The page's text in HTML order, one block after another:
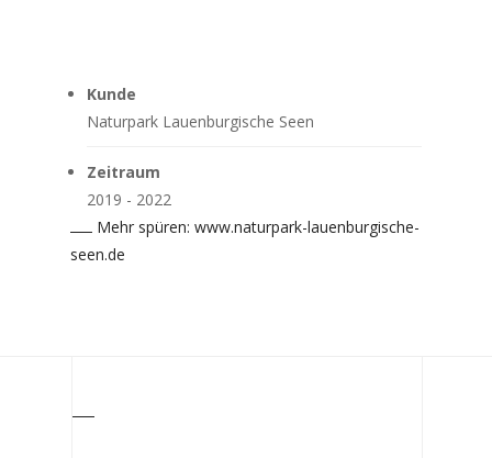
Kunde
Naturpark Lauenburgische Seen
Zeitraum
2019 - 2022
Mehr spüren: www.naturpark-lauenburgische-
seen.de